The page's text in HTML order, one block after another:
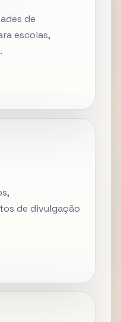
de
escolas,
de divulgação